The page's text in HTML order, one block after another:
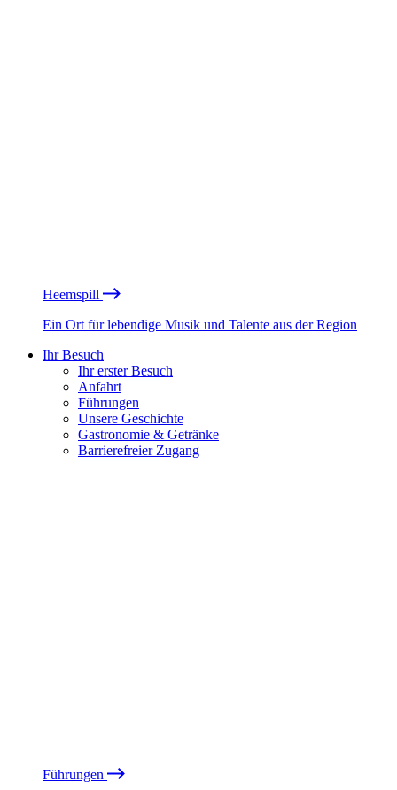
Heemspill
Ein Ort für lebendige Musik und Talente aus der Region
Ihr Besuch
Ihr erster Besuch
Anfahrt
Führungen
Unsere Geschichte
Gastronomie & Getränke
Barrierefreier Zugang
Führungen